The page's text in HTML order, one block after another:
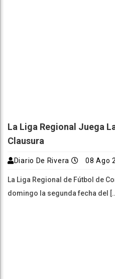
La Liga Regional Juega
Clausura
Diario De Rivera 08 Ago
La Liga Regional de Fútbol de
domingo la segunda fecha del